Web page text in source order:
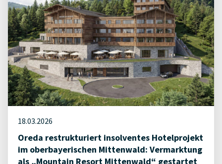
18.03.2026
Oreda restrukturiert insolventes Hotelprojekt
im oberbayerischen Mittenwald: Vermarktung
als „Mountain Resort Mittenwald“ gestartet